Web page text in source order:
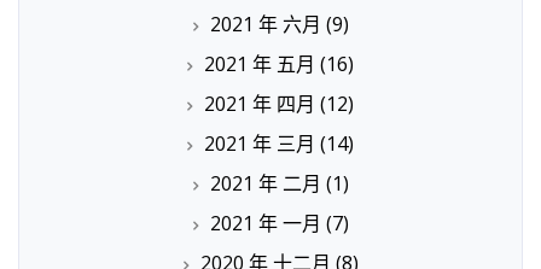
2021 年 六月 (9)
2021 年 五月 (16)
2021 年 四月 (12)
2021 年 三月 (14)
2021 年 二月 (1)
2021 年 一月 (7)
2020 年 十二月 (8)